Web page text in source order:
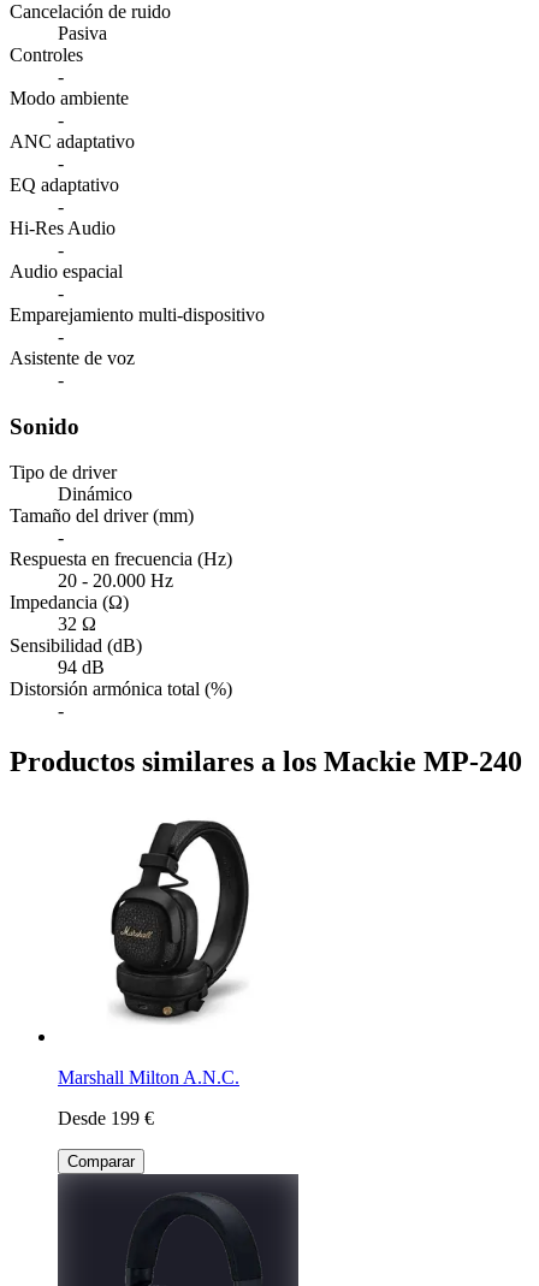
Cancelación de ruido
Pasiva
Controles
-
Modo ambiente
-
ANC adaptativo
-
EQ adaptativo
-
Hi-Res Audio
-
Audio espacial
-
Emparejamiento multi-dispositivo
-
Asistente de voz
-
Sonido
Tipo de driver
Dinámico
Tamaño del driver (mm)
-
Respuesta en frecuencia (Hz)
20 - 20.000 Hz
Impedancia (Ω)
32 Ω
Sensibilidad (dB)
94 dB
Distorsión armónica total (%)
-
Productos similares a los Mackie MP-240
Marshall Milton A.N.C.
Desde 199 €
Comparar